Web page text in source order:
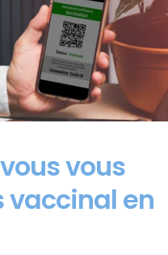
vous
vaccinal en